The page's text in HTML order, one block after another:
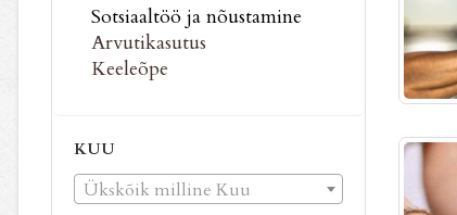
Sotsiaaltöö ja nõustamine
Arvutikasutus
Keeleõpe
KUU
Ükskõik milline Kuu